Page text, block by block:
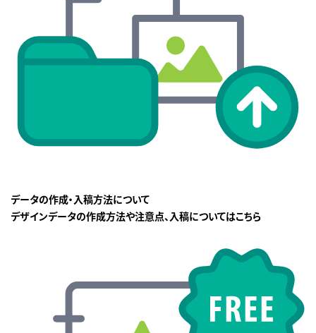
データの作成・入稿方法について
デザインデータの作成方法や注意点、入稿についてはこちら